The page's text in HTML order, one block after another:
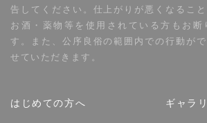
告してください。仕上がりが悪くなること
お酒・薬物等を使用されている方もお断
す。また、公序良俗の範囲内での行動が
せていただきます。
はじめての方へ ギャラ